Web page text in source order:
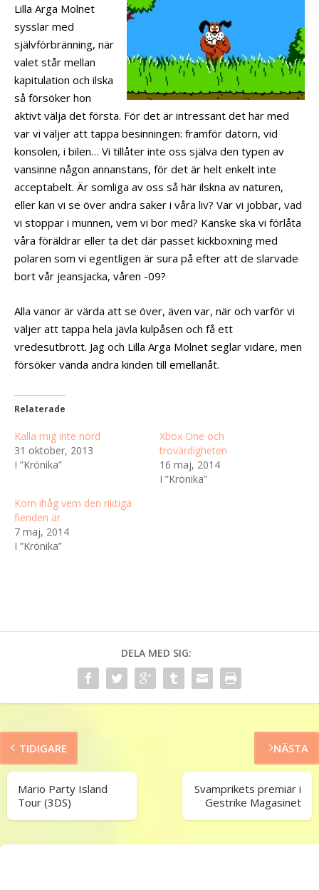
Lilla Arga Molnet
sysslar med
självförbränning, när
valet står mellan
kapitulation och ilska
så försöker hon
aktivt välja det första. För det är intressant det här med
var vi väljer att tappa besinningen: framför datorn, vid
konsolen, i bilen… Vi tillåter inte oss själva den typen av
vansinne någon annanstans, för det är helt enkelt inte
acceptabelt. Är somliga av oss så här ilskna av naturen,
eller kan vi se över andra saker i våra liv? Var vi jobbar, vad
vi stoppar i munnen, vem vi bor med? Kanske ska vi förlåta
våra föräldrar eller ta det där passet kickboxning med
polaren som vi egentligen är sura på efter att de slarvade
bort vår jeansjacka, våren -09?
Alla vanor är värda att se över, även var, när och varför vi
väljer att tappa hela jävla kulpåsen och få ett
vredesutbrott. Jag och Lilla Arga Molnet seglar vidare, men
försöker vända andra kinden till emellanåt.
Relaterade
Kalla mig inte nörd
31 oktober, 2013
I ”Krönika”
Xbox One och
trovärdigheten
16 maj, 2014
I ”Krönika”
Kom ihåg vem den riktiga
fienden är
7 maj, 2014
I ”Krönika”
DELA MED SIG:
TIDIGARE
Mario Party Island
Tour (3DS)
NÄSTA
Svamprikets premiär i
Gestrike Magasinet